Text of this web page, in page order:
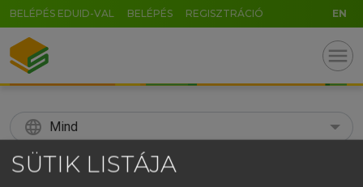
BELÉPÉS EDUID-VAL BELÉPÉS REGISZTRÁCIÓ EN
menu
language Mind
search
SÜTIK LISTÁJA